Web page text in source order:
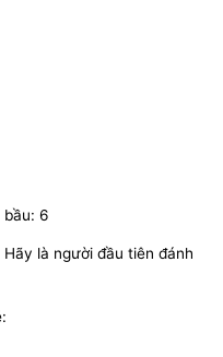
bầu: 6
là người đầu tiên đánh